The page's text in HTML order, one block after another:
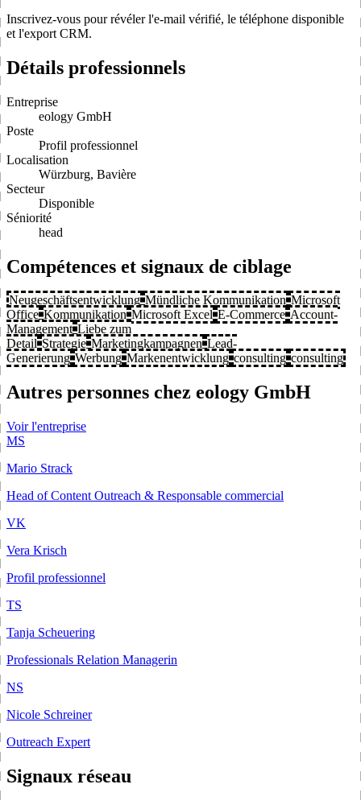
Inscrivez-vous pour révéler l'e-mail vérifié, le téléphone disponible
et l'export CRM.
Détails professionnels
Entreprise
eology GmbH
Poste
Profil professionnel
Localisation
Würzburg, Bavière
Secteur
Disponible
Séniorité
head
Compétences et signaux de ciblage
Neugeschäftsentwicklung Mündliche Kommunikation Microsoft
Office Kommunikation Microsoft Excel E-Commerce Account-
Management Liebe zum
Detail Strategie Marketingkampagnen Lead-
Generierung Werbung Markenentwicklung consulting consulting
Autres personnes chez eology GmbH
Voir l'entreprise
MS
Mario Strack
Head of Content Outreach & Responsable commercial
VK
Vera Krisch
Profil professionnel
TS
Tanja Scheuering
Professionals Relation Managerin
NS
Nicole Schreiner
Outreach Expert
Signaux réseau